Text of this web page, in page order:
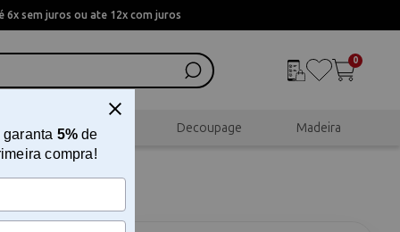
6x sem juros ou ate 12x com juros
0
Scrapbook Decoupage Madeira
cm
garanta 5%de
compra!